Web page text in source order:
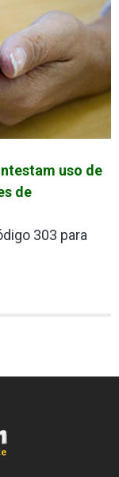
uso de
de
303 para